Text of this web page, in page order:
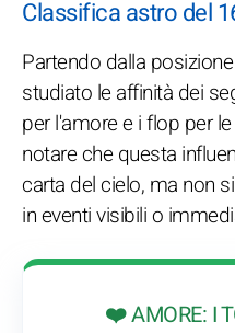
Classifica astro del
Partendo dalla
studiato le affinità dei
per l'amore e i flop per
notare che questa
carta del cielo, ma non
in eventi visibili o
❤️ AMORE: I